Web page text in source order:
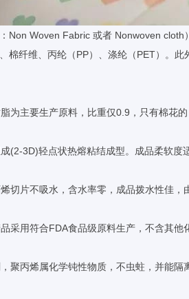
Non Woven Fabric 或者 Nonwoven
棉纤维、丙纶（PP）、涤纶（PET）。此
为主要生产原料，比重仅0.9，只有棉花的
(2-3D)轻点状热熔粘结成型。成品柔软度
切片不吸水，含水率零，成品拨水性佳，
采用符合FDA食品级原料生产，不含其他
聚丙烯属化学钝性物质，不虫蛀，并能